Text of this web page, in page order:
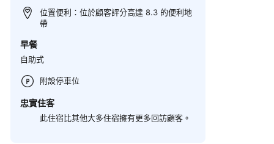
位置便利：位於顧客評分高達 8.3 的便利地
帶
早餐
自助式
附設停車位
忠實住客
此住宿比其他大多住宿擁有更多回訪顧客。